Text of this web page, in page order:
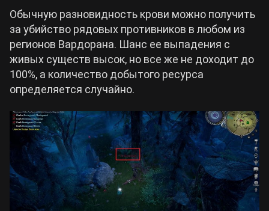
Обычную разновидность крови можно получить
за убийство рядовых противников в любом из
регионов Вардорана. Шанс ее выпадения с
живых существ высок, но все же не доходит до
100%, а количество добытого ресурса
определяется случайно.